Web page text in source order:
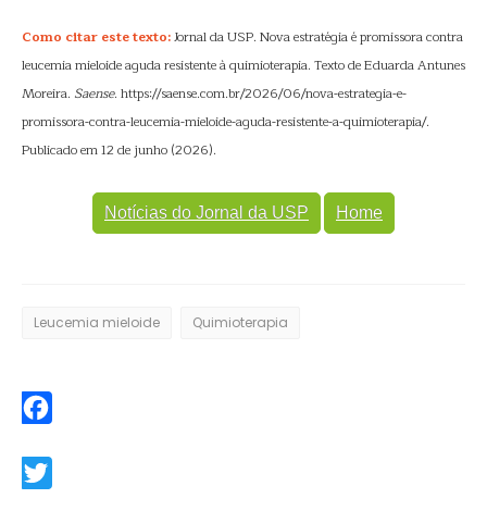
Como citar este texto:Jornal da USP. Nova estratégia é promissora contra
leucemia mieloide aguda resistente à quimioterapia. Texto de Eduarda Antunes
Moreira. Saense. https://saense.com.br/2026/06/nova-estrategia-e-
promissora-contra-leucemia-mieloide-aguda-resistente-a-quimioterapia/.
Publicado em 12 de junho (2026).
Notícias do Jornal da USP Home
Leucemia mieloide Quimioterapia